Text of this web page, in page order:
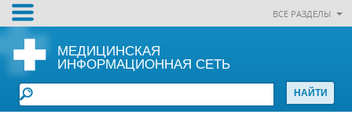
ВСЕ РАЗДЕЛЫ
МЕДИЦИНСКАЯ
ИНФОРМАЦИОННАЯ СЕТЬ